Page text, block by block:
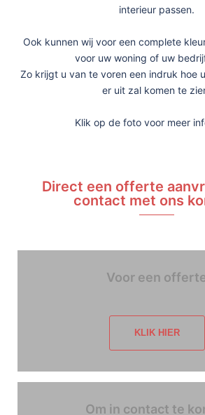
interieur passen.
Ook kunnen wij voor een complete
voor uw woning of uw
Zo krijgt u van te voren een indruk hoe
er uit zal komen te
Klik op de foto voor meer
Direct een offerte
contact met ons
Voor een
KLIK HIER
Om in contact te